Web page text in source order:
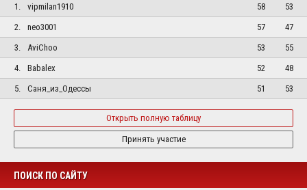
1.
vipmilan1910 58
53
2.
neo3001 57
47
3.
AviChoo 53
55
4.
Babalex 52
48
5.
Саня_из_Одессы 51 53
Открыть полную таблицу
Принять участие
ПОИСК ПО САЙТУ